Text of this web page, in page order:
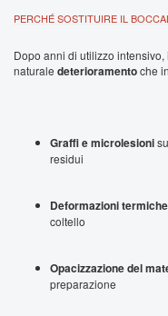
PERCHÉ SOSTITUIRE IL
Dopo anni di utilizzo
naturale deterioramentoche
Graffi e microlesioni
residui
Deformazioni termiche
coltello
Opacizzazione del
preparazione